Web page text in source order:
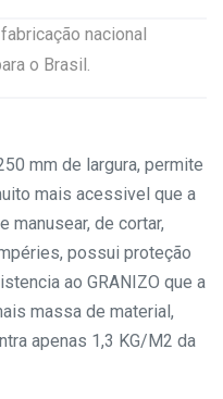
nacional
o Brasil.
mm de largura, permite
mais acessivel que a
manusear, de cortar,
possui proteção
ao GRANIZO que a
massa de material,
apenas 1,3 KG/M2 da